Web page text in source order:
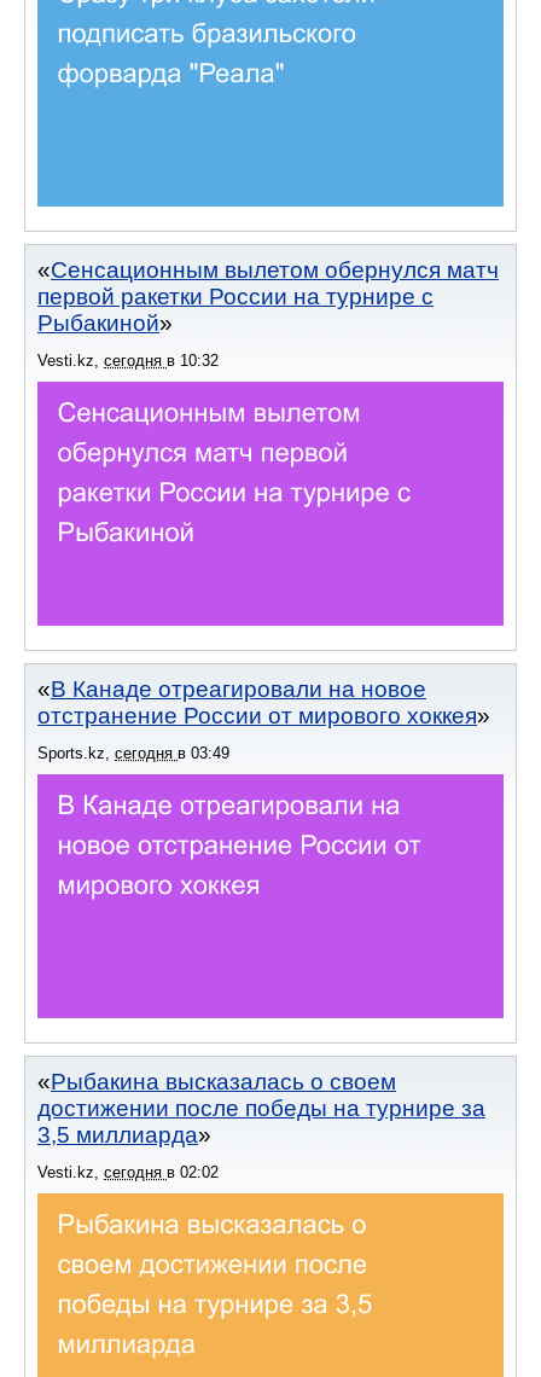
Сенсационным вылетом обернулся матч
первой ракетки России на турнире с
Рыбакиной
Vesti.kz, сегодня в 10:32
В Канаде отреагировали на новое
отстранение России от мирового хоккея
Sports.kz сегодня в 03:49
Рыбакина высказалась о своем
достижении после победы на турнире за
3,5 миллиарда
Vesti.kz сегодня в 02:02